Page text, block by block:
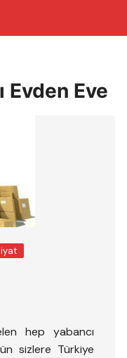
Evden Eve
hep yabancı
sizlere Türkiye